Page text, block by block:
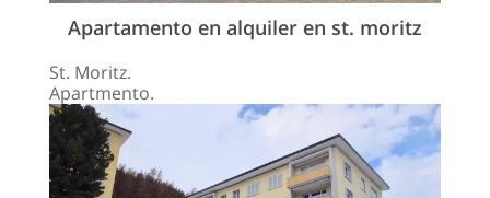
Apartamento en alquiler en st. moritz
St. Moritz.
Apartmento.